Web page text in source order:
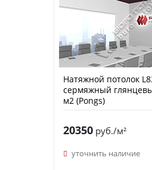
Натяжной потолок
сермяжный
м2 (Pongs)
20350руб./м²
уточнить наличие